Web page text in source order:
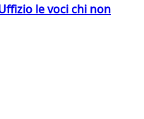
le voci chi non